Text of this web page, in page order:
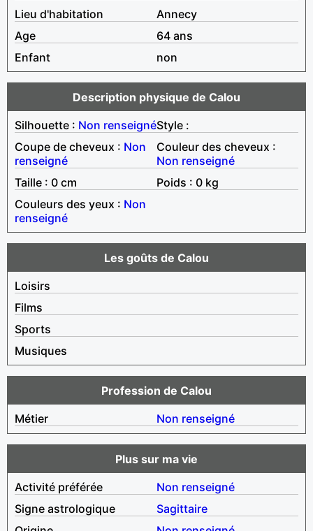
Lieu d'habitation
Annecy
Age
64 ans
Enfant
non
Description physique de Calou
Silhouette : Non renseignéStyle :
Coupe de cheveux : Non
renseigné
Couleur des cheveux :
Non renseigné
Taille : 0 cm
Poids : 0 kg
Couleurs des yeux : Non
renseigné
Les goûts de Calou
Loisirs
Films
Sports
Musiques
Profession de Calou
Métier
Non renseigné
Plus sur ma vie
Activité préférée
Non renseigné
Signe astrologique
Sagittaire